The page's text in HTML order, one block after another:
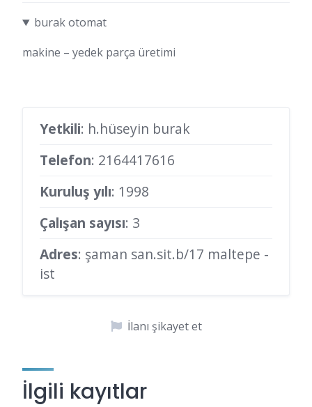
burak otomat
makine – yedek parça üretimi
Yetkili: h.hüseyin burak
Telefon: 2164417616
Kuruluş yılı: 1998
Çalışan sayısı: 3
Adres: şaman san.sit.b/17 maltepe -
ist
İlanı şikayet et
İlgili kayıtlar